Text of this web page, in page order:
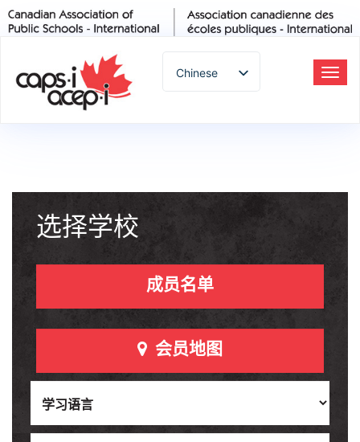
Chinese
Italian
Japanese
Korean
Thai
Turkish
Ukrainian
切
选择学校
成员名单
会员地图